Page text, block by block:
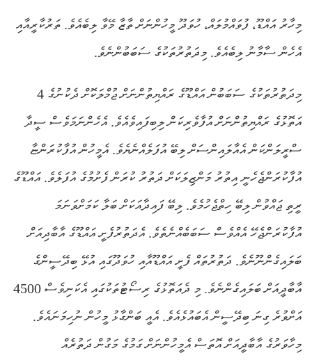
މިހާރު އައްޑޫ، ފުވައްމުލައް، ހުވަދޫ މީހުންނަށް ތާޒާ މޭވާ ލިބެއެވެ. ތަރުކާރީއާއި
އެހެން ސާމާނު ލިބެއެވެ. މިދަތުރުތަކުގެ ސަބަބުންނެވެ.
މިދަތުރުތަކުގެ ސަބަބުން އައްޑޫގެ ރައްޔިތުންނަށް ޖުމްލަކޮށް ދެކުނުގެ 4
އަތޮޅުގެ ރައްޔިތުންނަށް އުފާވެރިކަން ލިބިފައިވެއެވެ. އެހެންނަމަވެސް ސީދާ
ސްރީލަންކަން އެއާލައިންސަށް ލިބޭ އުފަލެއްނެޔެވެ. އެމީހުން އުފާކުރަންޏާ
އުފާކުރަންޖެހެނީ އިތުރު މަންޒިލަކަށް ދަތުރު ކުރަން ފެށުމުގެ އުފަލެވެ. އައްޑޫގެ
ރީތި ޖައްވުން ލިބޭ ހިތްޖެހުމެވެ. ލިބޭ ފައިދާއަކަށް ބަލާ ކަމަށްވަނަމަ
އުފާކުރަންޖެހޭ އެއްވެސް ސަބަބެއްނެތެވެ. އެދަތުރުފެށީ އައްޑޫގެ އާބާދިއަށް
ބަލައިގެންނޫނެވެ. ދަތުރުތައް ފެށީ އައްޑޫއާއި ހުވަދޫގައި އުޅޭ ބިދޭސީންގެ
އާބާދީއަށް ބަލައިގެންނެވެ. މި ދެއަތޮޅުގެ ރިސޯޓުތަކުގައި އެކަނިވެސް 4500
އަށްވުރެ ގިނަ ބިދޭސީން އެބައުޅެއެވެ. އެއީ ބަންގާޅު މީހުން ނުހިމަނައެވެ.
މިހާވަރުގެ އާބާދީއަށް އޮތަސް އެމީހުންނަށް ގަމުގެ މަގުން ދަތުރެއް